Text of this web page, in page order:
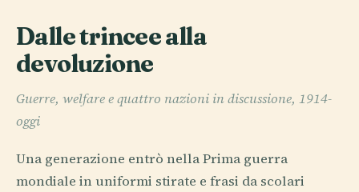
Dalle trincee alla
devoluzione
Guerre, welfare e quattro nazioni in discussione, 1914-
oggi
Una generazione entrò nella Prima guerra
mondiale in uniformi stirate e frasi da scolari